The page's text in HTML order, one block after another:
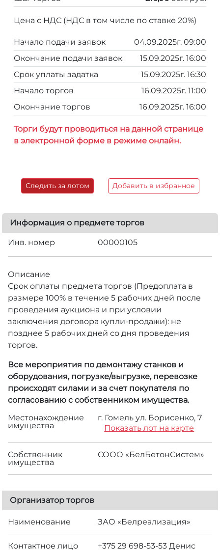
Цена с НДС (НДС в том числе по ставке 20%)
Начало подачи заявок
04.09.2025г. 09:00
Окончание подачи заявок
15.09.2025г. 16:00
Срок уплаты задатка
15.09.2025г. 16:30
Начало торгов
16.09.2025г. 11:00
Окончание торгов
16.09.2025г. 16:00
Торги будут проводиться на данной странице
в электронной форме в режиме онлайн.
Следить за лотом Добавить в избранное
Информация о предмете торгов
Инв. номер 00000105
Описание
Срок оплаты предмета торгов (Предоплата в
размере 100% в течение 5 рабочих дней после
проведения аукциона и при условии
заключения договора купли-продажи): не
позднее 5 рабочих дней со дня проведения
торгов.
Все мероприятия по демонтажу станков и
оборудования, погрузке/выгрузке, перевозке
происходят силами и за счет покупателя по
согласованию с собственником имущества.
Местонахождение
имущества
г. Гомель ул. Борисенко, 7
Показать лот на карте
Собственник
имущества
СООО «БелБетонСистем»
Организатор торгов
Наименование ЗАО «Белреализация»
Контактное лицо +375 29 698-53-53 Денис